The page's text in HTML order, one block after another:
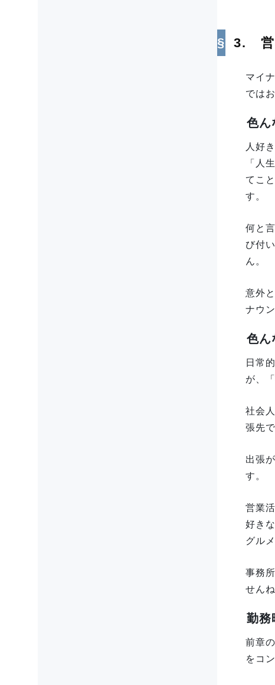
3. 営
マイ
では
色ん
人好
「人
てこ
す。
何と
び付
ん。
意外
ナウ
色ん
日常
が、
社会
張先
出張
す。
営業
好き
グル
事務
せんね
勤務
前章
をコ